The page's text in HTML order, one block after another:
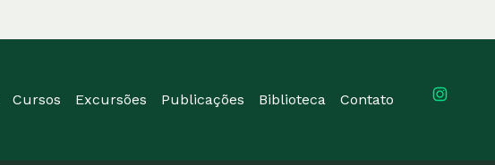
Cursos Excursões Publicações Biblioteca Contato